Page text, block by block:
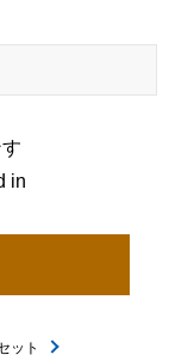
in
ット